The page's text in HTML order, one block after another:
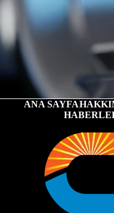
ANA SAYFA